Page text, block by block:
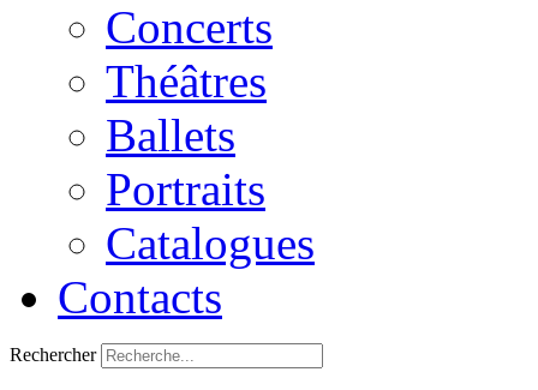
Concerts
Théâtres
Ballets
Portraits
Catalogues
Contacts
Rechercher